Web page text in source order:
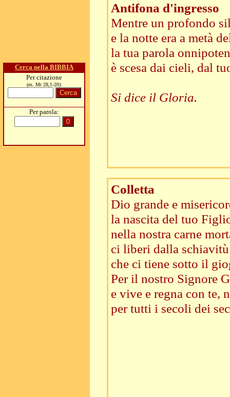
Cerca nella BIBBIA
Per citazione
(es. Mt 28,1-20):
Per parola:
Antifona d'ingresso
Mentre un profondo
e la notte era a metà
la tua parola
è scesa dai cieli, dal
Si dice il Gloria.
Colletta
Dio grande e
la nascita del tuo
nella nostra carne
ci liberi dalla
che ci tiene sotto il
Per il nostro Signore
e vive e regna con te,
per tutti i secoli dei